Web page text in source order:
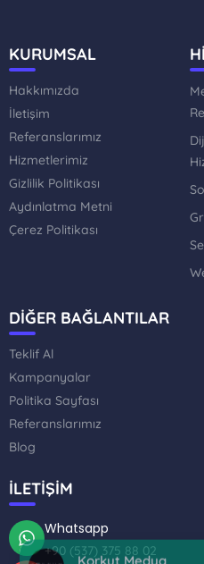
KURUMSAL
Hakkımızda
İletişim
Referanslarımız
Hizmetlerimiz
Gizlilik Politikası
Aydınlatma Metni
Çerez Politikası
DİĞER BAĞLANTILAR
Teklif Al
Kampanyalar
Politika Sayfası
Referanslarımız
Blog
İLETİŞİM
Whatsapp
+90 (537) 375 88 02
Merhaba, Size nasıl yardımcı
çevrimiçiyiz!